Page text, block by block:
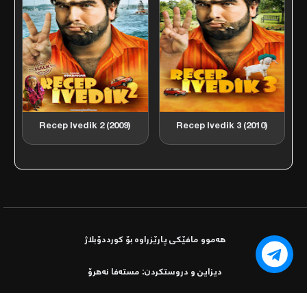
Recep Ivedik 3 (2010)
Recep Ivedik 2 (2009)
هەموو مافێكی پارێزراوە بۆ کورددۆبلاژ
دیزاین و دروستكردن: مستەفا نەھرۆ